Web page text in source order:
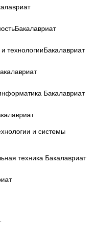
Бакалавриат
технологииБакалавриат
Бакалавриат
и системы
техника Бакалавриат